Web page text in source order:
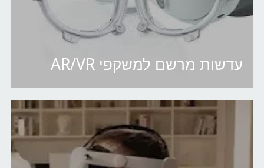
עדשות מרשם למשקפי AR/VR